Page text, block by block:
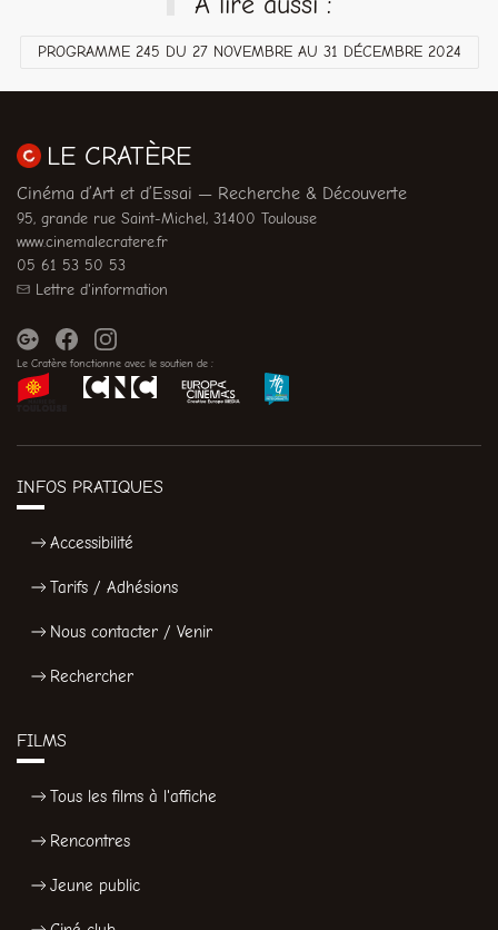
PROGRAMME 245 DU 27 NOVEMBRE AU 31 DÉCEMBRE 2024
LE CRATÈRE
Cinéma d’Art et d’Essai — Recherche & Découverte
95, grande rue Saint-Michel, 31400 Toulouse
www.cinemalecratere.fr
05 61 53 50 53
Lettre d'information
Le Cratère fonctionne avec le soutien de :
INFOS PRATIQUES
Accessibilité
Tarifs / Adhésions
Nous contacter / Venir
Rechercher
FILMS
Tous les films à l'affiche
Rencontres
Jeune public